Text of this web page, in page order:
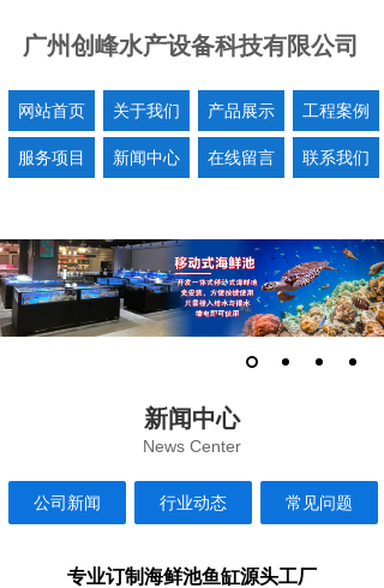
广州创峰水产设备科技有限公司
网站首页 关于我们 产品展示 工程案例
服务项目 新闻中心 在线留言 联系我们
新闻中心
News Center
公司新闻 行业动态 常见问题
专业订制海鲜池鱼缸源头工厂